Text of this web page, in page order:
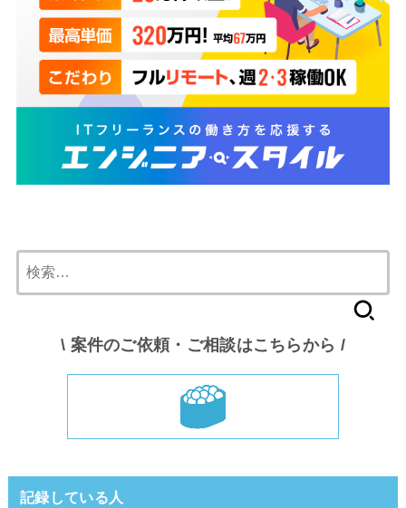
索:
\ 案件のご依頼・ご相談はこちらから /
記録している人